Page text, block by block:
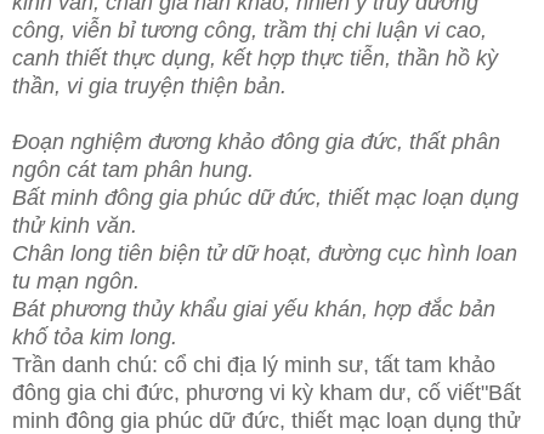
công, viễn bỉ tương công, trầm thị chi luận vi cao,
canh thiết thực dụng, kết hợp thực tiễn, thần hồ kỳ
thần, vi gia truyện thiện bản.
Đoạn nghiệm đương khảo đông gia đức, thất phân
ngôn cát tam phân hung.
Bất minh đông gia phúc dữ đức, thiết mạc loạn dụng
thử kinh văn.
Chân long tiên biện tử dữ hoạt, đường cục hình loan
tu mạn ngôn.
Bát phương thủy khẩu giai yếu khán, hợp đắc bản
khố tỏa kim long.
Trần danh chú: cổ chi địa lý minh sư, tất tam khảo
đông gia chi đức, phương vi kỳ kham dư, cố viết"Bất
minh đông gia phúc dữ đức, thiết mạc loạn dụng thử